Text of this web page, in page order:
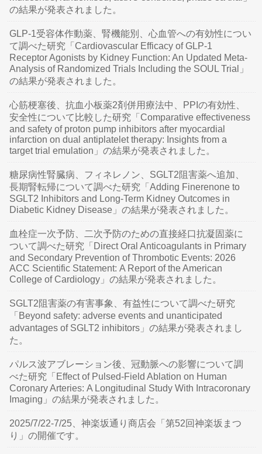
の結果が発表されました。
GLP-1受容体作動薬、腎機能別、心血管への有効性につい
て調べた研究「Cardiovascular Efficacy of GLP-1
Receptor Agonists by Kidney Function: An Updated Meta-
Analysis of Randomized Trials Including the SOUL Trial」
の結果が発表されました。
心筋梗塞後、抗血小板薬2剤併用療法中、PPIの有効性、
安全性について比較した研究「Comparative effectiveness
and safety of proton pump inhibitors after myocardial
infarction on dual antiplatelet therapy: Insights from a
target trial emulation」の結果が発表されました。
糖尿病性腎臓病、フィネレノン、SGLT2阻害薬へ追加、
長期腎転帰について調べた研究「Adding Finerenone to
SGLT2 Inhibitors and Long-Term Kidney Outcomes in
Diabetic Kidney Disease」の結果が発表されました。
血栓症一次予防、二次予防のための直接経口抗凝固薬に
ついて調べた研究「Direct Oral Anticoagulants in Primary
and Secondary Prevention of Thrombotic Events: 2026
ACC Scientific Statement: A Report of the American
College of Cardiology」の結果が発表されました。
SGLT2阻害薬の有害事象、有益性について調べた研究
「Beyond safety: adverse events and unanticipated
advantages of SGLT2 inhibitors」の結果が発表されまし
た。
パルス波アブレーション後、冠動脈への影響について調
べた研究「Effect of Pulsed-Field Ablation on Human
Coronary Arteries: A Longitudinal Study With Intracoronary
Imaging」の結果が発表されました。
2025/7/22-7/25、神楽坂通り商店会「第52回神楽坂まつ
り」の開催です。